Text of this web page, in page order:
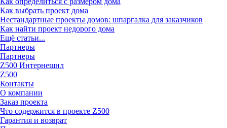
Как выбрать проект дома
Нестандартные проекты домов: шпаргалка для заказчиков
Как найти проект недорого дома
Ещё статьи...
Партнеры
Партнеры
Z500 Интернешнл
Z500
Контакты
О компании
Заказ проекта
Что содержится в проекте Z500
Гарантия и возврат